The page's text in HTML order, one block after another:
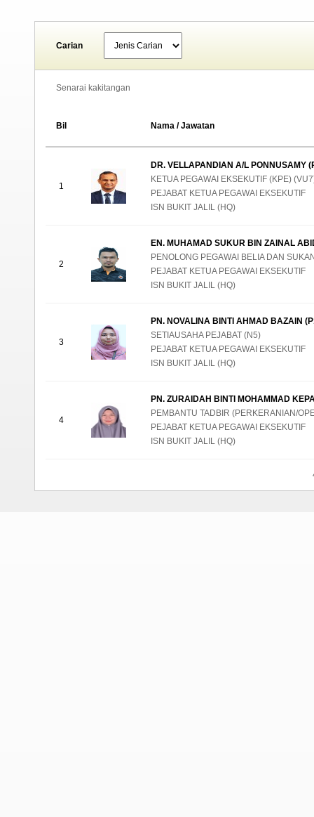
Carian
Senarai kakitangan
Bil Nama / Jawatan
1
DR. VELLAPANDIAN A/L PONNUSAMY
KETUA PEGAWAI EKSEKUTIF (KPE)
PEJABAT KETUA PEGAWAI EKSEKUTIF
ISN BUKIT JALIL (HQ)
2
EN. MUHAMAD SUKUR BIN ZAINAL
PENOLONG PEGAWAI BELIA DAN
PEJABAT KETUA PEGAWAI EKSEKUTIF
ISN BUKIT JALIL (HQ)
3
PN. NOVALINA BINTI AHMAD BAZAIN
SETIAUSAHA PEJABAT (N5)
PEJABAT KETUA PEGAWAI EKSEKUTIF
ISN BUKIT JALIL (HQ)
4
PN. ZURAIDAH BINTI MOHAMMAD
PEMBANTU TADBIR (PERKERANIAN/
PEJABAT KETUA PEGAWAI EKSEKUTIF
ISN BUKIT JALIL (HQ)